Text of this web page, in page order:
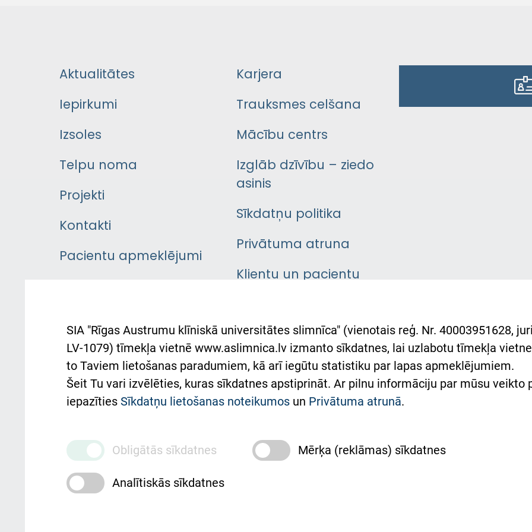
Aktualitātes
Iepirkumi
Izsoles
Telpu noma
Projekti
Kontakti
Pacientu apmeklējumi
Pacienta
atsauksmju/sūdzību
iesniegšanas kārtība
Kā pie mums nokļūt
ceļvedis
Rekvizīti un ārstniecības
Karjera
Trauksmes celšana
Mācību centrs
Izglāb dzīvību – ziedo
asinis
Sīkdatņu politika
Privātuma atruna
Klientu un pacientu
Austrumu slimnīcas
atbalsts Ukrainai
Підтримка Східної лікарні
та співпраця з Україною
SIA "Rīgas Austrumu klīniskā universitātes slimnīca" (vienotais reģ. Nr. 40003951628,
LV-1079) tīmekļa vietnē www.aslimnica.lv izmanto sīkdatnes, lai uzlabotu tīmekļa
to Taviem lietošanas paradumiem, kā arī iegūtu statistiku par lapas apmeklējumiem.
Šeit Tu vari izvēlēties, kuras sīkdatnes apstiprināt. Ar pilnu informāciju par mūsu veikto
iepazīties Sīkdatņu lietošanas noteikumos un Privātuma atrunā.
Obligātās sīkdatnes Mērķa (reklāmas) sīkdatnes
Analītiskās sīkdatnes